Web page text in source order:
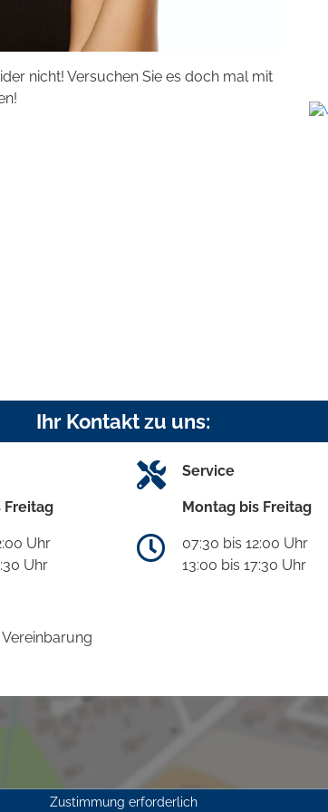
nicht! Versuchen Sie es doch mal mit
Ihr Kontakt zu uns:
Freitag
Uhr
Uhr
Service
Montag bis Freitag
07:30 bis 12:00 Uhr
13:00 bis 17:30 Uhr
Zustimmung erforderlich